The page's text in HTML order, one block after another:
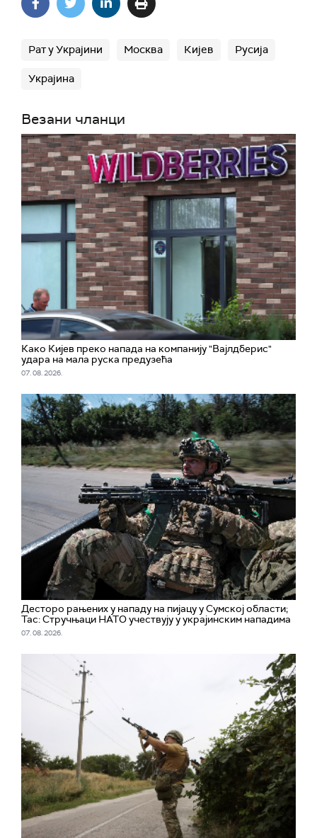
Рат у Украјини Москва Кијев Русија
Украјина
Везани чланци
Како Кијев преко напада на компанију "Вајлдберис"
удара на мала руска предузећа
07. 08. 2026.
Десторо рањених у нападу на пијацу у Сумској области;
Тас: Стручњаци НАТО учествују у украјинским нападима
07. 08. 2026.